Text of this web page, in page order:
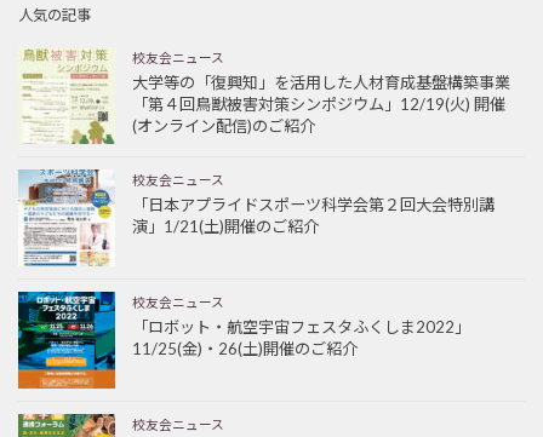
人気の記事
校友会ニュース
大学等の「復興知」を活用した人材育成基盤構築事業
「第４回鳥獣被害対策シンポジウム」12/19(火) 開催
(オンライン配信)のご紹介
校友会ニュース
「日本アプライドスポーツ科学会第２回大会特別講
演」1/21(土)開催のご紹介
校友会ニュース
「ロボット・航空宇宙フェスタふくしま2022」
11/25(金)・26(土)開催のご紹介
校友会ニュース